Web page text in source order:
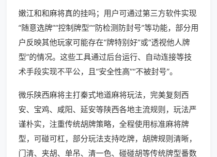
嫩江和和麻将真的挂吗；用户可通过第三方软件实现
“随意选牌”“控制牌型”“防检测防封号”等功能，部分用
户反映其他玩家可能存在“牌特别好”或“透视他人牌
型”的情况。这些工具通过后台运行、自动连接等技
术手段实现不平公，且“安全性高”“不被封号”。
微乐陕西麻将主打秦式地道麻将玩法，完美复刻西
安、宝鸡、咸阳、延安等陕西各地主流规则，玩法严
谨朴实，注重传统胡牌策略，全程使用标准麻将牌
型，可碰可杠，部分玩法支持吃牌，胡牌规则清晰，
门清、夹胡、单吊、清一色、碰碰胡等传统牌型番数